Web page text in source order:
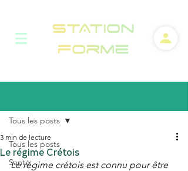
Tous les posts
Santé
Tous les posts
Le régime Crétois
3 min de lecture
Le régime crétois est connu pour être